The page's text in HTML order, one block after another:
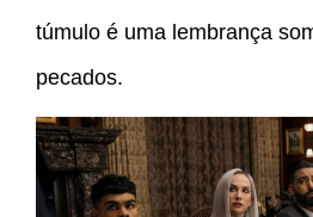
túmulo é uma lembrança
pecados.